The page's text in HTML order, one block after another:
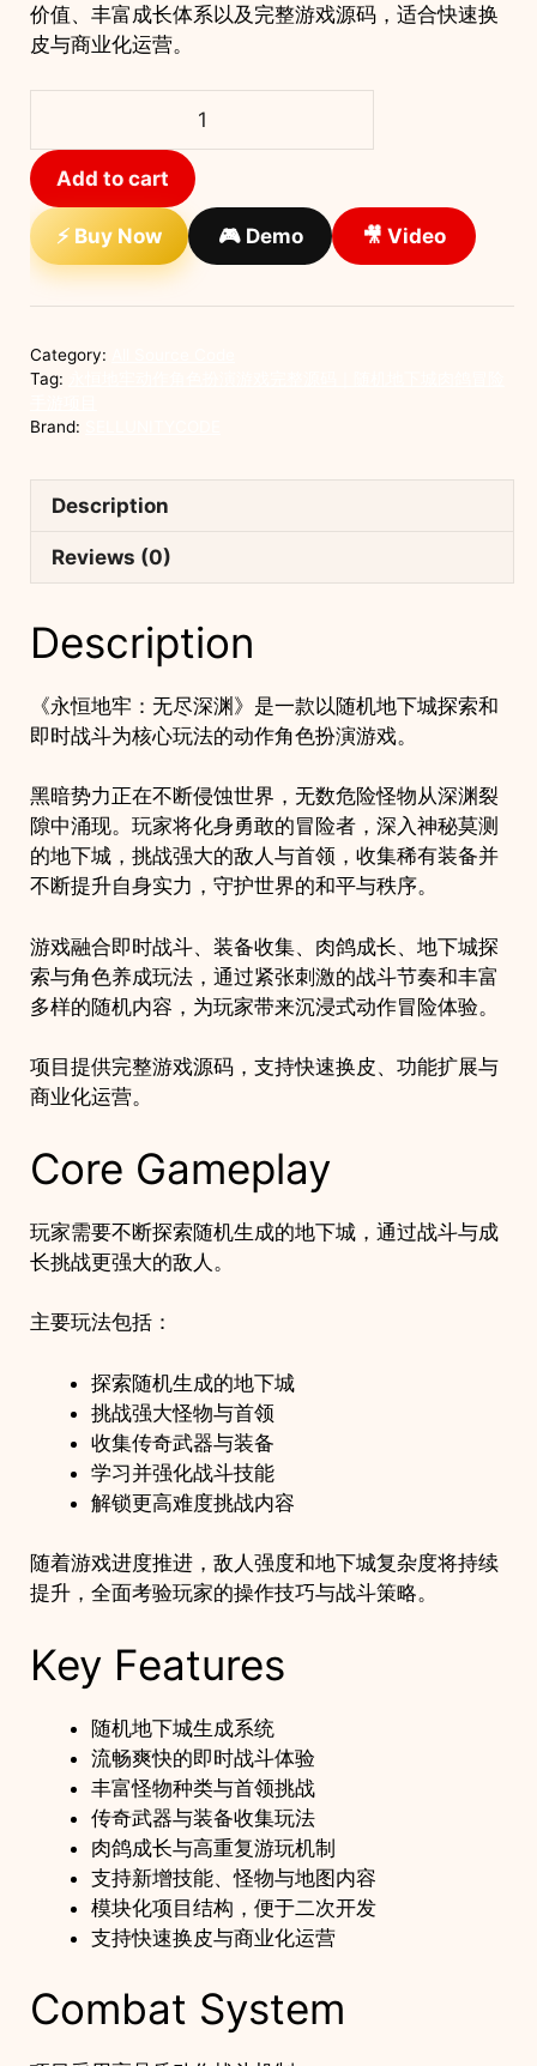
价值、丰富成长体系以及完整游戏源码，适合快速换
皮与商业化运营。
地
牢
动
作
角
色
扮
演
戏
｜
下
城
鸽
冒
险
手
项
目
quantity
Add to cart
⚡ Buy Now 🎮 Demo 🎥 Video
Category:
Tag:
Brand:
Description
Reviews (0)
Description
《永恒地牢：无尽深渊》是一款以随机地下城探索和
即时战斗为核心玩法的动作角色扮演游戏。
黑暗势力正在不断侵蚀世界，无数危险怪物从深渊裂
隙中涌现。玩家将化身勇敢的冒险者，深入神秘莫测
的地下城，挑战强大的敌人与首领，收集稀有装备并
不断提升自身实力，守护世界的和平与秩序。
游戏融合即时战斗、装备收集、肉鸽成长、地下城探
索与角色养成玩法，通过紧张刺激的战斗节奏和丰富
多样的随机内容，为玩家带来沉浸式动作冒险体验。
项目提供完整游戏源码，支持快速换皮、功能扩展与
商业化运营。
Core Gameplay
玩家需要不断探索随机生成的地下城，通过战斗与成
长挑战更强大的敌人。
主要玩法包括：
探索随机生成的地下城
挑战强大怪物与首领
收集传奇武器与装备
学习并强化战斗技能
解锁更高难度挑战内容
随着游戏进度推进，敌人强度和地下城复杂度将持续
提升，全面考验玩家的操作技巧与战斗策略。
Key Features
随机地下城生成系统
流畅爽快的即时战斗体验
丰富怪物种类与首领挑战
传奇武器与装备收集玩法
肉鸽成长与高重复游玩机制
支持新增技能、怪物与地图内容
模块化项目结构，便于二次开发
支持快速换皮与商业化运营
Combat System